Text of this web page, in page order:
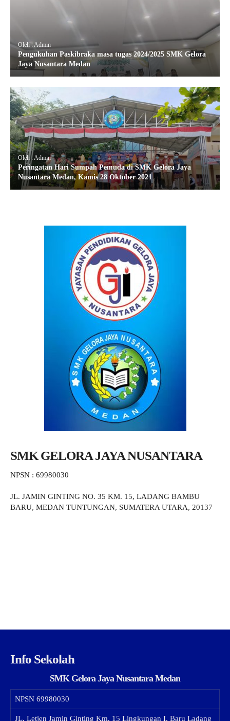
Oleh : Admin
Pengukuhan Paskibraka masa tugas 2024/2025 SMK Gelora
Jaya Nusantara Medan
Oleh : Admin
Peringatan Hari Sumpah Pemuda di SMK Gelora Jaya
Nusantara Medan, Kamis 28 Oktober 2021
SMK GELORA JAYA NUSANTARA
NPSN : 69980030
JL. JAMIN GINTING NO. 35 KM. 15, LADANG BAMBU
BARU, MEDAN TUNTUNGAN, SUMATERA UTARA, 20137
Info Sekolah
SMK Gelora Jaya Nusantara Medan
NPSN 69980030
JL. Letjen Jamin Ginting Km. 15 Lingkungan I, Baru Ladang